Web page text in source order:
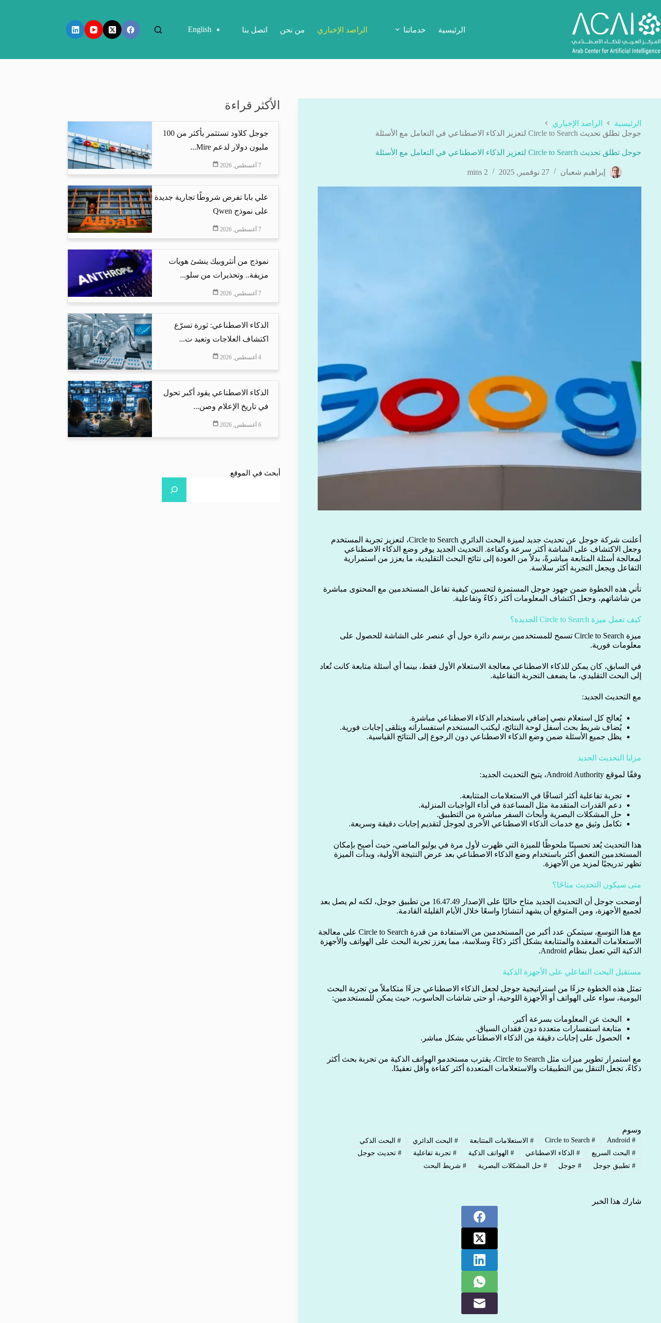
إلى
المحتوى
الرئيسية خدماتنا الراصد الإخباري من نحن اتصل بنا English
الرئيسية
الراصد الإخباري
جوجل تطلق تحديث Circle to Search لتعزيز الذكاء الاصطناعي في التعامل مع الأسئلة
جوجل تطلق تحديث Circle to Search لتعزيز الذكاء الاصطناعي في التعامل مع الأسئلة
إبراهيم شعبان 27 نوفمبر, 2025 2 mins
أعلنت شركة جوجل عن تحديث جديد لميزة البحث الدائري Circle to Search، لتعزيز تجربة المستخدم
وجعل الاكتشاف على الشاشة أكثر سرعة وكفاءة. التحديث الجديد يوفر وضع الذكاء الاصطناعي
لمعالجة أسئلة المتابعة مباشرةً، بدلاً من العودة إلى نتائج البحث التقليدية، ما يعزز من استمرارية
التفاعل ويجعل التجربة أكثر سلاسة.
تأتي هذه الخطوة ضمن جهود جوجل المستمرة لتحسين كيفية تفاعل المستخدمين مع المحتوى مباشرة
من شاشاتهم، وجعل اكتشاف المعلومات أكثر ذكاءً وتفاعلية.
كيف تعمل ميزة Circle to Search الجديدة؟
ميزة Circle to Search تسمح للمستخدمين برسم دائرة حول أي عنصر على الشاشة للحصول على
معلومات فورية.
في السابق، كان يمكن للذكاء الاصطناعي معالجة الاستعلام الأول فقط، بينما أي أسئلة متابعة كانت تُعاد
إلى البحث التقليدي، ما يضعف التجربة التفاعلية.
مع التحديث الجديد:
يُعالج كل استعلام نصي إضافي باستخدام الذكاء الاصطناعي مباشرة.
يُضاف شريط بحث أسفل لوحة النتائج، ليكتب المستخدم استفساراته ويتلقى إجابات فورية.
يظل جميع الأسئلة ضمن وضع الذكاء الاصطناعي دون الرجوع إلى النتائج القياسية.
مزايا التحديث الجديد
وفقًا لموقع Android Authority، يتيح التحديث الجديد:
تجربة تفاعلية أكثر اتساقًا في الاستعلامات المتتابعة.
دعم القدرات المتقدمة مثل المساعدة في أداء الواجبات المنزلية.
حل المشكلات البصرية وأبحاث السفر مباشرة من التطبيق.
تكامل وثيق مع خدمات الذكاء الاصطناعي الأخرى لجوجل لتقديم إجابات دقيقة وسريعة.
هذا التحديث يُعد تحسينًا ملحوظًا للميزة التي ظهرت لأول مرة في يوليو الماضي، حيث أصبح بإمكان
المستخدمين التعمق أكثر باستخدام وضع الذكاء الاصطناعي بعد عرض النتيجة الأولية، وبدأت الميزة
تظهر تدريجيًا لمزيد من الأجهزة.
متى سيكون التحديث متاحًا؟
أوضحت جوجل أن التحديث الجديد متاح حاليًا على الإصدار 16.47.49 من تطبيق جوجل، لكنه لم يصل بعد
لجميع الأجهزة، ومن المتوقع أن يشهد انتشارًا واسعًا خلال الأيام القليلة القادمة.
مع هذا التوسع، سيتمكن عدد أكبر من المستخدمين من الاستفادة من قدرة Circle to Search على معالجة
الاستعلامات المعقدة والمتتابعة بشكل أكثر ذكاءً وسلاسة، مما يعزز تجربة البحث على الهواتف والأجهزة
الذكية التي تعمل بنظام Android.
مستقبل البحث التفاعلي على الأجهزة الذكية
تمثل هذه الخطوة جزءًا من استراتيجية جوجل لجعل الذكاء الاصطناعي جزءًا متكاملاً من تجربة البحث
اليومية، سواء على الهواتف أو الأجهزة اللوحية، أو حتى شاشات الحاسوب، حيث يمكن للمستخدمين:
البحث عن المعلومات بسرعة أكبر.
متابعة استفسارات متعددة دون فقدان السياق.
الحصول على إجابات دقيقة من الذكاء الاصطناعي بشكل مباشر.
مع استمرار تطوير ميزات مثل Circle to Search، يقترب مستخدمو الهواتف الذكية من تجربة بحث أكثر
ذكاءً، تجعل التنقل بين التطبيقات والاستعلامات المتعددة أكثر كفاءة وأقل تعقيدًا.
وسوم
#
Android
#
Circle to Search
# الاستعلامات المتتابعة # البحث الدائري # البحث الذكي
#البحث السريع #الذكاء الاصطناعي # الهواتف الذكية # تجربة تفاعلية # تحديث جوجل
#تطبيق جوجل #جوجل # حل المشكلات البصرية # شريط البحث
شارك هذا الخبر
الأكثر قراءة
جوجل كلاود تستثمر بأكثر من 100
مليون دولار لدعم Mire...
7 أغسطس, 2026
علي بابا تفرض شروطًا تجارية جديدة
على نموذج Qwen
7 أغسطس, 2026
نموذج من أنثروبيك ينشئ هويات
مزيفة.. وتحذيرات من سلو...
7 أغسطس, 2026
الذكاء الاصطناعي: ثورة تسرّع
اكتشاف العلاجات وتعيد ت...
4 أغسطس, 2026
الذكاء الاصطناعي يقود أكبر تحول
في تاريخ الإعلام وصن...
6 أغسطس, 2026
أبحث في الموقع